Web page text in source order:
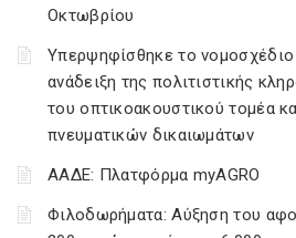
Οκτωβρίου
Υπερψηφίσθηκε το νομοσχέδιο
ανάδειξη της πολιτιστικής
του οπτικοακουστικού τομέα
πνευματικών δικαιωμάτων
ΑΑΔΕ: Πλατφόρμα myAGRO
Φιλοδωρήματα: Αύξηση του